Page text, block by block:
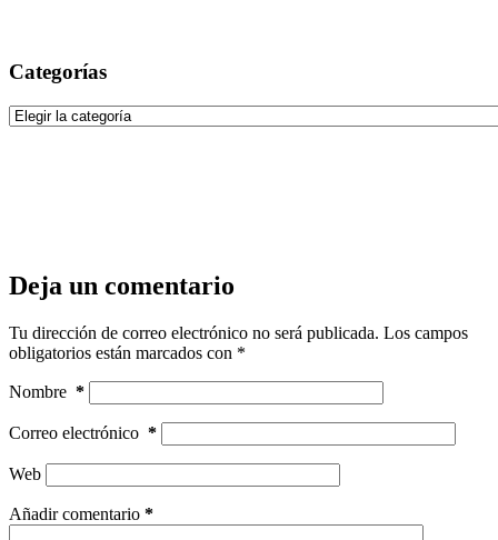
Categorías
Categorías
Deja un comentario
Tu dirección de correo electrónico no será publicada. Los campos
obligatorios están marcados con *
Nombre *
Correo electrónico *
Web
Añadir comentario *